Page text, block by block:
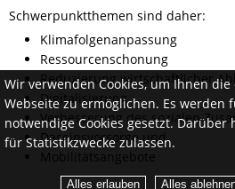
Schwerpunktthemen sind daher:
Klimafolgenanpassung
Ressourcenschonung
Reduzierung wirtschaftlicher
Digitalisierung
Verbesserung des sozialen
Daseinsvorsorge und
Mobilitätsangebote
Wir verwenden Cookies, um Ihnen
Webseite zu ermöglichen. Es werden
notwendige Cookies gesetzt. Darüber
für Statistikzwecke zulassen.